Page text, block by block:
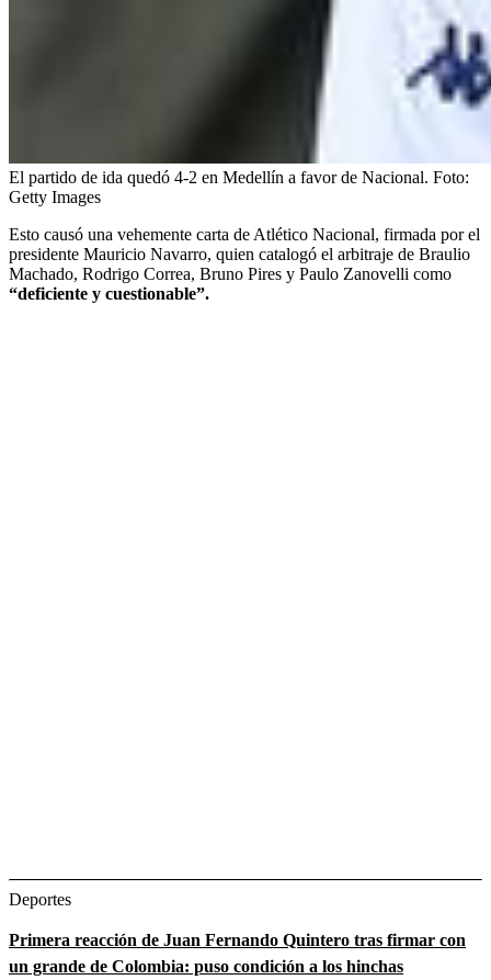
El partido de ida quedó 4-2 en Medellín a favor de Nacional. Foto:
Getty Images
Esto causó una vehemente carta de Atlético Nacional, firmada por el
presidente Mauricio Navarro, quien catalogó el arbitraje de Braulio
Machado, Rodrigo Correa, Bruno Pires y Paulo Zanovelli como
“deficiente y cuestionable”.
Deportes
Primera reacción de Juan Fernando Quintero tras firmar con
un grande de Colombia: puso condición a los hinchas